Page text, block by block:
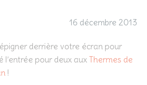
16 décembre 2013
derrière votre écran pour
l’entrée pour deux auxThermes de
!